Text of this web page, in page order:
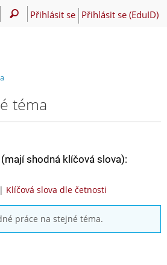
Přihlásit se Přihlásit se (EduID)
téma
shodná klíčová slova):
| Klíčová slova dle četnosti
práce na stejné téma.